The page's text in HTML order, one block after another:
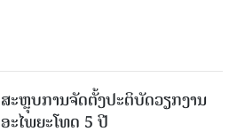
ສະຫຼຸບການຈັດຕັ້ງປະຕິບັດວຽກງານ
ອະໄພຍະໂທດ 5 ປີ